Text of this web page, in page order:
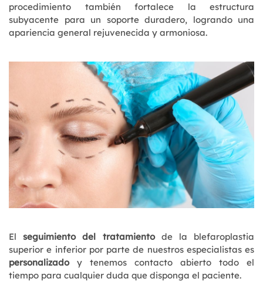
procedimiento también fortalece la estructura
subyacente para un soporte duradero, logrando una
apariencia general rejuvenecida y armoniosa.
Elseguimiento del tratamientode la blefaroplastia
superior e inferior por parte de nuestros especialistas es
personalizadoy tenemos contacto abierto todo el
tiempo para cualquier duda que disponga el paciente.